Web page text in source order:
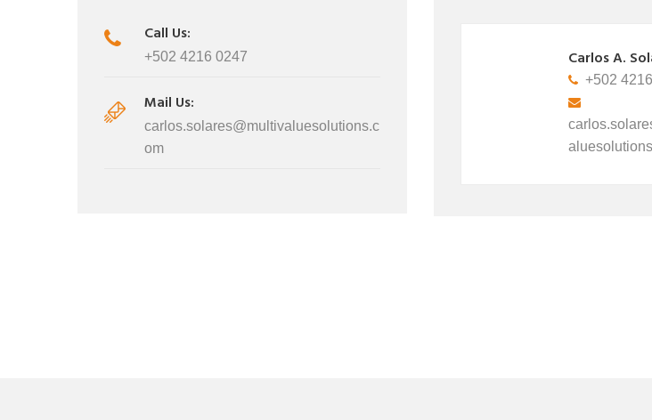
Call Us:
+502 4216 0247
Mail Us:
carlos.solares@multivaluesolutions.c
om
carlos.solares@multiv
carlos.solares@multiv
Carlos A.
+502